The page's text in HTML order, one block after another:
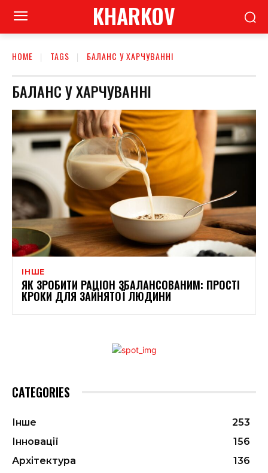
KHARKOV
HOME TAGS БАЛАНС У ХАРЧУВАННІ
БАЛАНС У ХАРЧУВАННІ
ІНШЕ
ЯК ЗРОБИТИ РАЦІОН ЗБАЛАНСОВАНИМ: ПРОСТІ
КРОКИ ДЛЯ ЗАЙНЯТОЇ ЛЮДИНИ
CATEGORIES
Інше
253
Інновації
156
Архітектура
136